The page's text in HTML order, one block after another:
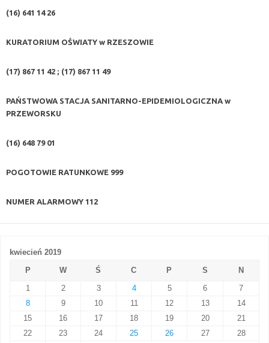
(16) 641 14 26
KURATORIUM OŚWIATY w RZESZOWIE
(17) 867 11 42 ; (17) 867 11 49
PAŃSTWOWA STACJA SANITARNO-EPIDEMIOLOGICZNA w
PRZEWORSKU
(16) 648 79 01
POGOTOWIE RATUNKOWE 999
NUMER ALARMOWY 112
kwiecień 2019
P
W Ś C P S
N
1
2 3 4 5 6
7
8
9 10 11 12 13
14
15
16 17 18 19 20
21
22
23 24 25 26 27 28